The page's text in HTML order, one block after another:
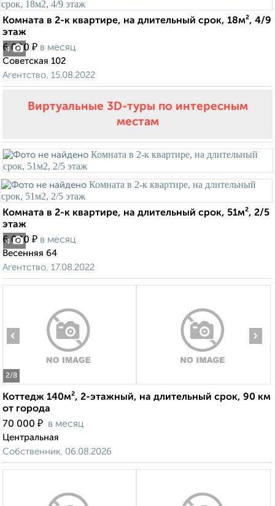
4
Комната в 2-к квартире, на длительный срок, 18м², 4/9
этаж
6 000 ₽ в месяц
Советская 102
Агентство, 15.08.2022
Виртуальные 3D-туры по интересным
местам
4
Комната в 2-к квартире, на длительный срок, 51м², 2/5
этаж
6 000 ₽ в месяц
Весенняя 64
Агентство, 17.08.2022
2/8
‹ ›
Коттедж 140м², 2-этажный, на длительный срок, 90 км
от города
70 000 ₽ в месяц
Центральная
Собственник, 06.08.2026